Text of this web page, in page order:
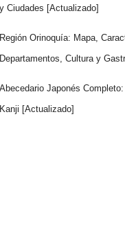
y Ciudades [Actualizado]
Región Orinoquía: Mapa,
Departamentos, Cultura y
Abecedario Japonés
Kanji [Actualizado]